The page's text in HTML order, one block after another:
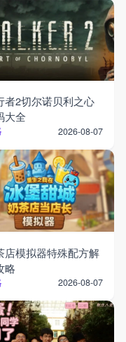
者2切尔诺贝利之心
大全
2026-08-07
店模拟器特殊配方解
略
2026-08-07